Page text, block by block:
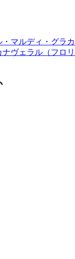
・マルディ・グラ カ
ヴェラル（フロリ